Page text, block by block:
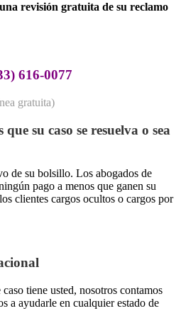
revisión gratuita de su reclamo
616-0077
gratuita)
su caso se resuelva o sea
de su bolsillo. Los abogados de
pago a menos que ganen su
clientes cargos ocultos o cargos por
tiene usted, nosotros contamos
a ayudarle en cualquier estado de